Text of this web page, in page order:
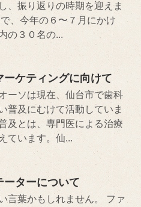
、振り返りの時期を迎えま
、今年の６〜７月にかけ
の３０名の...
ーケティングに向けて
ーソは現在、仙台市で歯科
普及にむけて活動していま
及とは、専門医による治療
ています。仙...
ーターについて
言葉かもしれません。 ファ